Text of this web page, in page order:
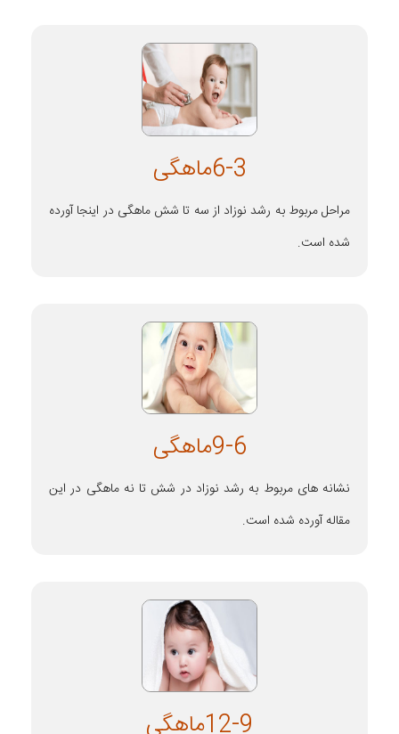
6-3ماهگی
مراحل مربوط به رشد نوزاد از سه تا شش ماهگی در اینجا آورده
شده است.
9-6ماهگی
نشانه های مربوط به رشد نوزاد در شش تا نه ماهگی در این
مقاله آورده شده است.
12-9ماهگی